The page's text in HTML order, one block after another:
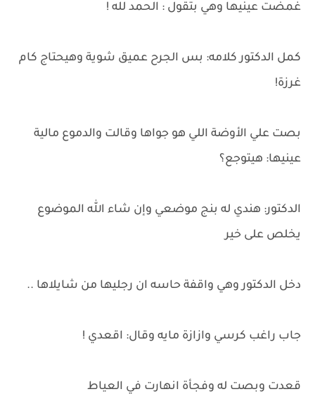
غمضت عينيها وهي بتقول : الحمد لله !
كمل الدكتور كلامه: بس الجرح عميق شوية وهيحتاج كام
غرزة!
بصت علي الأوضة اللي هو جواها وقالت والدموع مالية
عينيها: هيتوجع؟
الدكتور: هندي له بنج موضعي وإن شاء الله الموضوع
يخلص على خير
دخل الدكتور وهي واقفة حاسه ان رجليها من شايلاها ..
جاب راغب كرسي وازازة مايه وقال: اقعدي !
قعدت وبصت له وفجأة انهارت في العياط